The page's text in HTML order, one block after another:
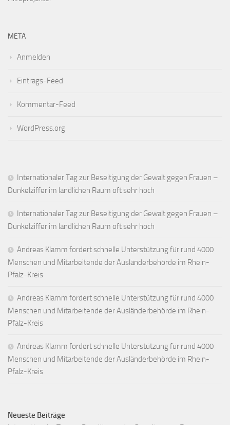
META
Anmelden
Eintrags-Feed
Kommentar-Feed
WordPress.org
Internationaler Tag zur Beseitigung der Gewalt gegen Frauen –
Dunkelziffer im ländlichen Raum oft sehr hoch
Internationaler Tag zur Beseitigung der Gewalt gegen Frauen –
Dunkelziffer im ländlichen Raum oft sehr hoch
Andreas Klamm fordert schnelle Unterstützung für rund 4000
Menschen und Mitarbeitende der Ausländerbehörde im Rhein-
Pfalz-Kreis
Andreas Klamm fordert schnelle Unterstützung für rund 4000
Menschen und Mitarbeitende der Ausländerbehörde im Rhein-
Pfalz-Kreis
Andreas Klamm fordert schnelle Unterstützung für rund 4000
Menschen und Mitarbeitende der Ausländerbehörde im Rhein-
Pfalz-Kreis
Neueste Beiträge